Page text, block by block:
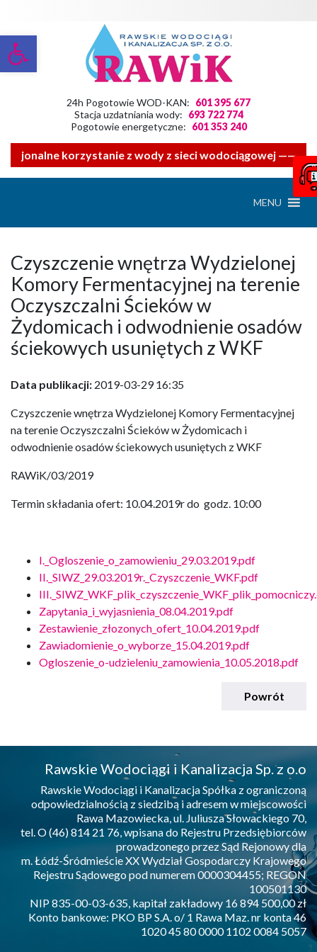
Otwórz pasek narzędzi
24h Pogotowie WOD-KAN: 601 395 677
Stacja uzdatniania wody: 693 722 774
Pogotowie energetyczne: 601 353 240
korzystanie z wody z sieci wodociągowej ——-
MENU
Czyszczenie wnętrza Wydzielonej
Komory Fermentacyjnej na terenie
Oczyszczalni Ścieków w
Żydomicach i odwodnienie osadów
ściekowych usuniętych z WKF
Data publikacji: 2019-03-29 16:35
Czyszczenie wnętrza Wydzielonej Komory Fermentacyjnej
na terenie Oczyszczalni Ścieków w Żydomicach i
odwodnienie osadów ściekowych usuniętych z WKF
RAWiK/03/2019
Termin składania ofert: 10.04.2019r do godz. 10:00
I._Ogloszenie_o_zamowieniu_29.03.2019.pdf
II._SIWZ_29.03.2019r._Czyszczenie_WKF.pdf
Zapytania_i_wyjasnienia_08.04.2019.pdf
Zestawienie_złozonych_ofert_10.04.2019.pdf
Zawiadomienie_o_wyborze_15.04.2019.pdf
Ogloszenie_o-udzieleniu_zamowienia_10.05.2018.pdf
Powrót
Rawskie Wodociągi i Kanalizacja Sp. z o.o
Rawskie Wodociągi i Kanalizacja Spółka z ograniczoną
odpowiedzialnością z siedzibą i adresem w miejscowości
Rawa Mazowiecka, ul. Juliusza Słowackiego 70,
tel. O (46) 814 21 76, wpisana do Rejestru Przedsiębiorców
prowadzonego przez Sąd Rejonowy dla
m. Łódź-Śródmieście XX Wydział Gospodarczy Krajowego
Rejestru Sądowego pod numerem 0000304455; REGON
100501130
NIP 835-00-03-635, kapitał zakładowy 16 894 500,00 zł
Konto bankowe: PKO BP S.A. o/ 1 Rawa Maz. nr konta 46
1020 45 80 0000 1102 0084 5057